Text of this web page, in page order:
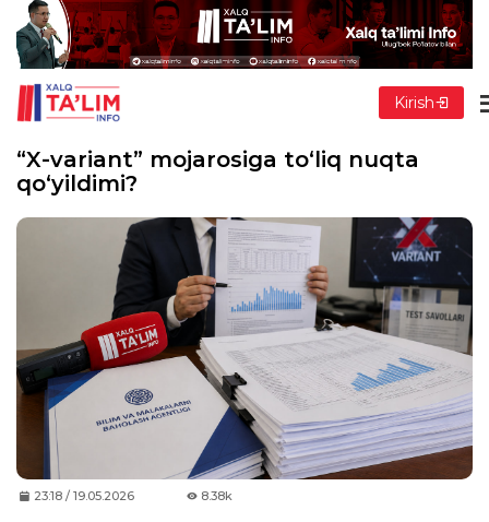
Kirish
“X-variant” mojarosiga to‘liq nuqta
qo‘yildimi?
23:18 / 19.05.2026 8.38k